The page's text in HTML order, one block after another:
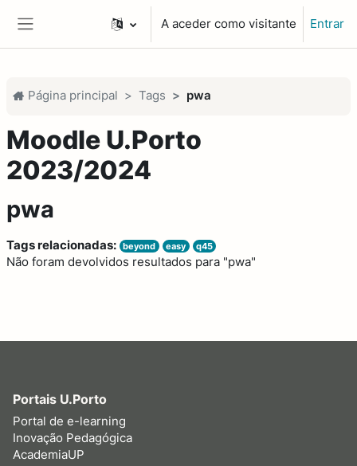
Ir para o conteúdo principal
A aceder como visitante Entrar
Página principal Tags pwa
Moodle U.Porto
2023/2024
pwa
Tags relacionadas: beyond easy q45
Não foram devolvidos resultados para "pwa"
Portais U.Porto
Portal de e-learning
Inovação Pedagógica
AcademiaUP